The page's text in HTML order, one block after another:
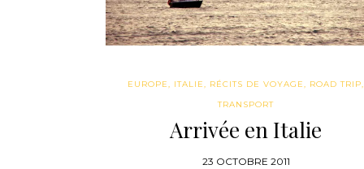
EUROPE, ITALIE, RÉCITS DE VOYAGE, ROAD TRIP,
TRANSPORT
Arrivée en Italie
23 OCTOBRE 2011